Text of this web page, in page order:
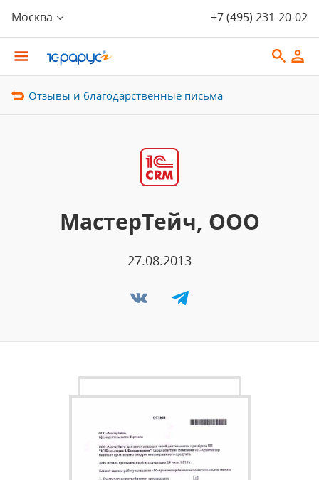
Москва +7 (495) 231-20-02
Отзывы и благодарственные письма
МастерТейч, ООО
27.08.2013